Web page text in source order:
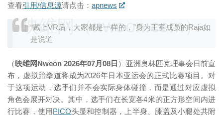
查看引用/信息源请点击： apnews
“戴上VR后，大家都是一样的，”身为王室成员的Raja如
是说道
（映维网Nweon 2026年07月08日 ）亚洲奥林匹克理事会日前宣
布，虚拟跆拳道将成为2026年日本亚运会的正式比赛项目。对
于这项运动，选手们并不会实际身体碰撞，而是通过对应虚拟
角色会展开对决。其中，选手们在长宽各4米的正方形空间内进
行比赛，使用PICO头显和控制器，上半身、膝盖及小腿处共附
映维网（nweon.com）